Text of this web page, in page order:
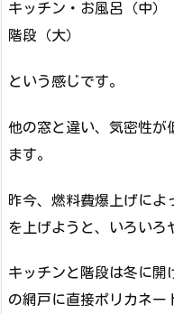
キッチン・お風呂（中）
階段（大）
という感じです。
他の窓と違い、気密性が
ます。
昨今、燃料費爆上げによ
を上げようと、いろいろ
キッチンと階段は冬に開
の網戸に直接ポリカネー